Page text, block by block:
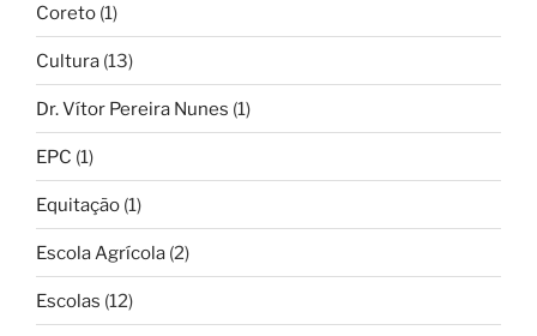
Coreto (1)
Cultura (13)
Dr. Vítor Pereira Nunes (1)
EPC (1)
Equitação (1)
Escola Agrícola (2)
Escolas (12)